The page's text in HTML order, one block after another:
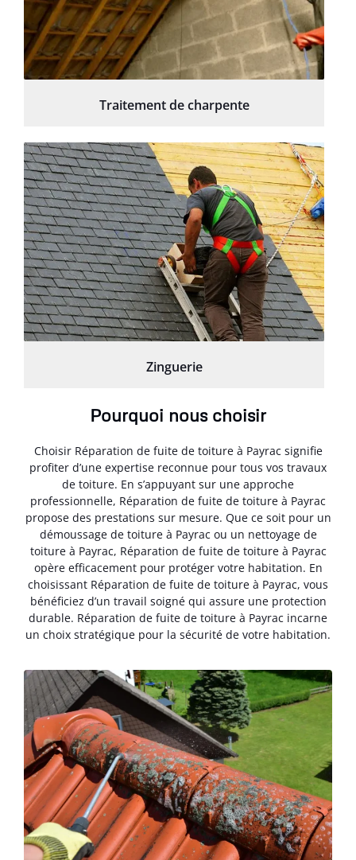
Traitement de charpente
Zinguerie
Pourquoi nous choisir
Choisir Réparation de fuite de toiture à Payrac signifie
profiter d’une expertise reconnue pour tous vos travaux
de toiture. En s’appuyant sur une approche
professionnelle, Réparation de fuite de toiture à Payrac
propose des prestations sur mesure. Que ce soit pour un
démoussage de toiture à Payrac ou un nettoyage de
toiture à Payrac, Réparation de fuite de toiture à Payrac
opère efficacement pour protéger votre habitation. En
choisissant Réparation de fuite de toiture à Payrac, vous
bénéficiez d’un travail soigné qui assure une protection
durable. Réparation de fuite de toiture à Payrac incarne
un choix stratégique pour la sécurité de votre habitation.